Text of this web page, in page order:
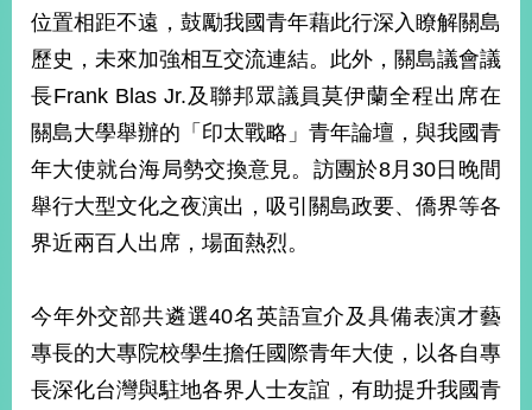
網
站
部
長
信
箱
粉
絲
專
頁
LINEInstagram
X平台
(原推特)
APPYouTube
RSS
政
位置相距不遠，鼓勵我國青年藉此行深入瞭解關島
歷史，未來加強相互交流連結。此外，關島議會議
長Frank Blas Jr.及聯邦眾議員莫伊蘭全程出席在
關島大學舉辦的「印太戰略」青年論壇，與我國青
年大使就台海局勢交換意見。訪團於8月30日晚間
舉行大型文化之夜演出，吸引關島政要、僑界等各
界近兩百人出席，場面熱烈。
今年外交部共遴選40名英語宣介及具備表演才藝
專長的大專院校學生擔任國際青年大使，以各自專
長深化台灣與駐地各界人士友誼，有助提升我國青